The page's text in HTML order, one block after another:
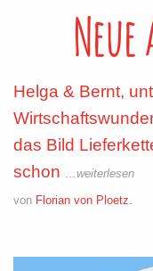
Helga & Bernt,
das Bild
schon
...weiterlesen
von Florian von Ploetz.